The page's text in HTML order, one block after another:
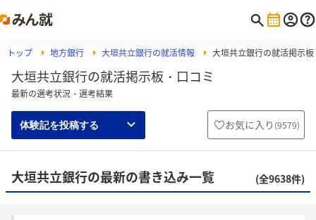
トップ 地方銀行 大垣共立銀行の就活情報 大垣共立銀行の就活掲示板
大垣共立銀行の就活掲示板・口コミ
最新の選考状況・選考結果
体験記を投稿する お気に入り (9579)
大垣共立銀行の最新の書き込み一覧 (全9638件)